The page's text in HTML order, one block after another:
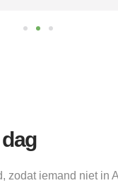
zodat iemand niet in